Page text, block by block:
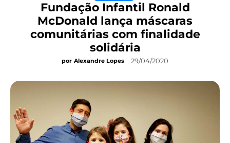
Fundação Infantil Ronald
McDonald lança máscaras
comunitárias com finalidade
solidária
por Alexandre Lopes 29/04/2020